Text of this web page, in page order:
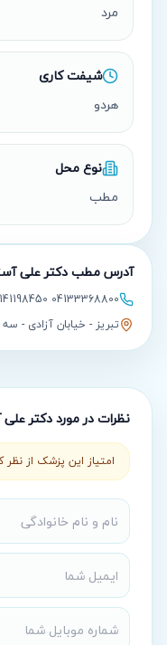
مرد
شیفت کاری
هردو
نوع محل
مطب
آدرس مطبدکتر علی
04133368800 09141198450
تبریز - خیابان آزادى -
نظرات در مورددکتر
امتیاز این پزشک از نظر